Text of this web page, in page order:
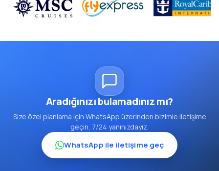
Aradığınızı bulamadınız mı?
Size özel planlama için WhatsApp üzerinden bizimle iletişime
geçin, 7/24 yanınızdayız.
WhatsApp ile iletişime geç